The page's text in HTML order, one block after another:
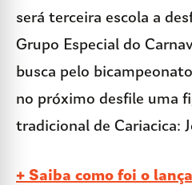
será terceira escola a
Grupo Especial do
busca pelo
no próximo desfile uma
tradicional de Cariacica:
+ Saiba como foi o